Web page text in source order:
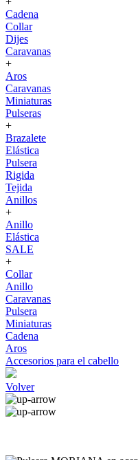
Cadena
Collar
Dijes
Caravanas
+
Aros
Caravanas
Miniaturas
Pulseras
+
Brazalete
Elástica
Pulsera
Rigida
Tejida
Anillos
+
Anillo
Elástica
SALE
+
Collar
Anillo
Caravanas
Pulsera
Miniaturas
Cadena
Aros
Accesorios para el cabello
Volver